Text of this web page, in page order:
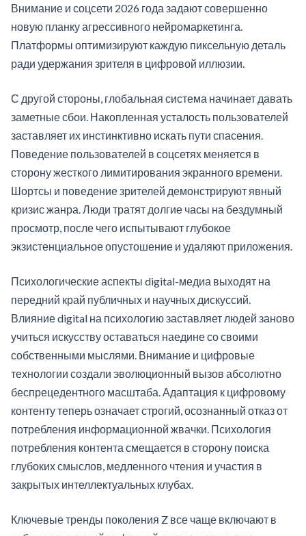
Внимание и соцсети 2026 года задают совершенно
новую планку агрессивного нейромаркетинга.
Платформы оптимизируют каждую пиксельную деталь
ради удержания зрителя в цифровой иллюзии.
С другой стороны, глобальная система начинает давать
заметные сбои. Накопленная усталость пользователей
заставляет их инстинктивно искать пути спасения.
Поведение пользователей в соцсетях меняется в
сторону жесткого лимитирования экранного времени.
Шортсы и поведение зрителей демонстрируют явный
кризис жанра. Люди тратят долгие часы на бездумный
просмотр, после чего испытывают глубокое
экзистенциальное опустошение и удаляют приложения.
Психологические аспекты digital-медиа выходят на
передний край публичных и научных дискуссий.
Влияние digital на психологию заставляет людей заново
учиться искусству оставаться наедине со своими
собственными мыслями. Внимание и цифровые
технологии создали эволюционный вызов абсолютно
беспрецедентного масштаба. Адаптация к цифровому
контенту теперь означает строгий, осознанный отказ от
потребления информационной жвачки. Психология
потребления контента смещается в сторону поиска
глубоких смыслов, медленного чтения и участия в
закрытых интеллектуальных клубах.
Ключевые тренды поколения Z все чаще включают в